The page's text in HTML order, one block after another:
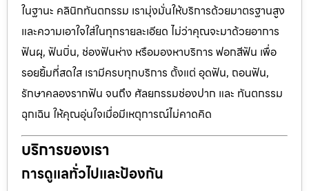
ในฐานะ คลินิกทันตกรรม เรามุ่งมั่นให้บริการด้วยมาตรฐานสูง
และความเอาใจใส่ในทุกรายละเอียด ไม่ว่าคุณจะมาด้วยอาการ
ฟันผุ, ฟันบิ่น, ช่องฟันห่าง หรือมองหาบริการ ฟอกสีฟัน เพื่อ
รอยยิ้มที่สดใส เรามีครบทุกบริการ ตั้งแต่ อุดฟัน, ถอนฟัน,
รักษาคลองรากฟัน จนถึง ศัลยกรรมช่องปาก และ ทันตกรรม
ฉุกเฉิน ให้คุณอุ่นใจเมื่อมีเหตุการณ์ไม่คาดคิด
บริการของเรา
การดูแลทั่วไปและป้องกัน